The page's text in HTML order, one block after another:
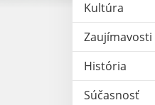
Kultúra
Zaujímavosti
História
Súčasnosť